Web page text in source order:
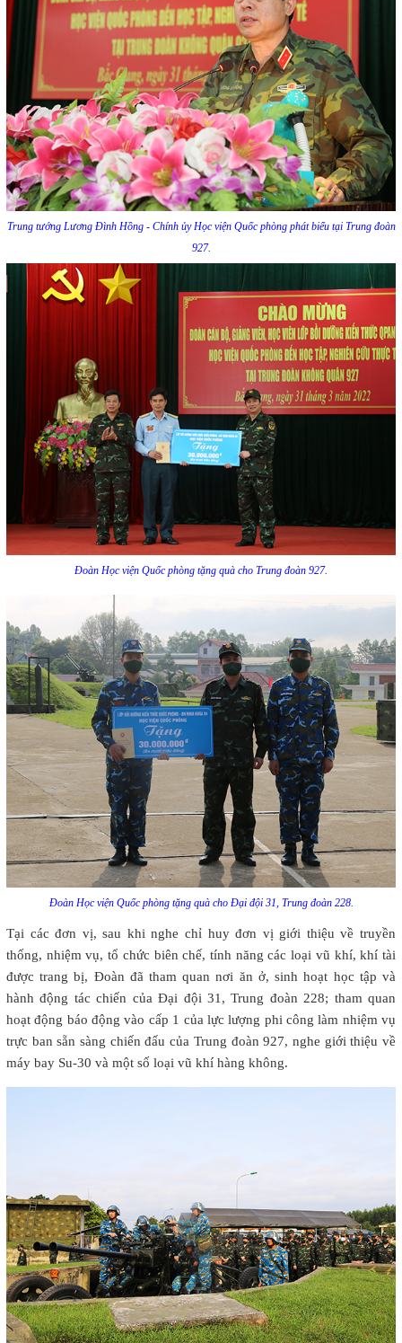
Trung tướng Lương Đình Hồng - Chính ủy Học viện Quốc phòng phát biểu tại Trung đoàn
927.
Đoàn Học viện Quốc phòng tặng quà cho Trung đoàn 927.
Đoàn Học viện Quốc phòng tặng quà cho Đại đội 31, Trung đoàn 228.
Tại các đơn vị, sau khi nghe chỉ huy đơn vị giới thiệu về truyền
thống, nhiệm vụ, tổ chức biên chế, tính năng các loại vũ khí, khí tài
được trang bị, Đoàn đã tham quan nơi ăn ở, sinh hoạt học tập và
hành động tác chiến của Đại đội 31, Trung đoàn 228; tham quan
hoạt động báo động vào cấp 1 của lực lượng phi công làm nhiệm vụ
trực ban sẵn sàng chiến đấu của Trung đoàn 927, nghe giới thiệu về
máy bay Su-30 và một số loại vũ khí hàng không.